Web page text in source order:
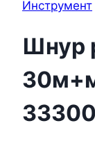
Инструмент
Шнур